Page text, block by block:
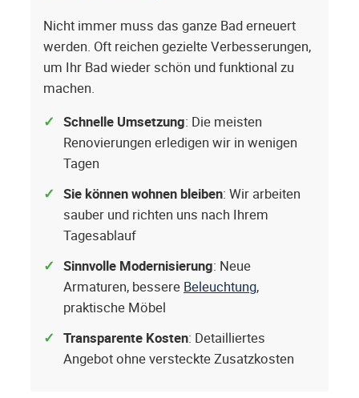
Nicht immer muss das ganze Bad erneuert
werden. Oft reichen gezielte Verbesserungen,
um Ihr Bad wieder schön und funktional zu
machen.
Schnelle Umsetzung: Die meisten
Renovierungen erledigen wir in wenigen
Tagen
Sie können wohnen bleiben: Wir arbeiten
sauber und richten uns nach Ihrem
Tagesablauf
Sinnvolle Modernisierung: Neue
Armaturen, bessere Beleuchtung,
praktische Möbel
Transparente Kosten: Detailliertes
Angebot ohne versteckte Zusatzkosten